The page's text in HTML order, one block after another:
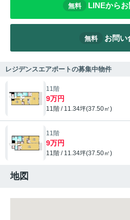
無料 LINEから
無料 お問い
レジデンスエアポートの募集中物件
11階
9万円
11階 / 11.34坪(37.50㎡)
11階
9万円
11階 / 11.34坪(37.50㎡)
地図